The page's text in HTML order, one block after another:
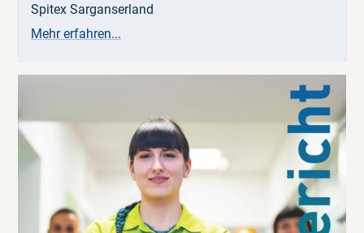
Spitex Sarganserland
Mehr erfahren...